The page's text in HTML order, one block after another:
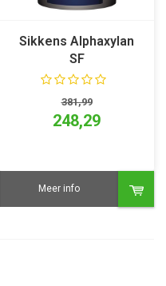
Sikkens Alphaxylan
SF
381,99
248,29
Meer info